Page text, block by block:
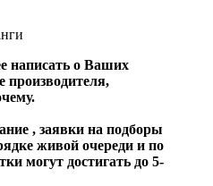
написать о Ваших
производителя,
, заявки на подборы
живой очереди и по
могут достигать до 5-